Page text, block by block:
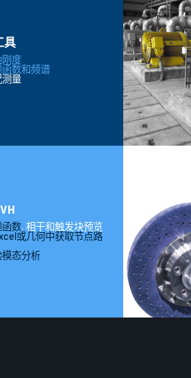
具
刚度
数和频谱
测量
数, 相干和触发块预览
或几何中获取节点路
态分析